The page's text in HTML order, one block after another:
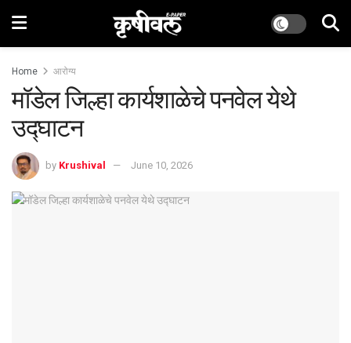
Home आरोग्य
मॉडेल जिल्हा कार्यशाळेचे पनवेल येथे
उद्घाटन
by Krushival June 10, 2026